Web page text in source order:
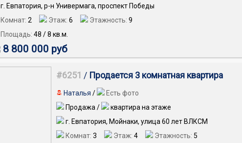
г. Евпатория, р-н Универмага, проспект Победы
Комнат: 2 Этаж: 6 Этажность: 9
Площадь: 48 /8 кв.м.
8 800 000 руб
#6251 / Продается 3 комнатная квартира
Наталья /
Есть фото
Продажа /
квартира на этаже
г. Евпатория, Мойнаки, улица 60 лет ВЛКСМ
Комнат: 3 Этаж: 4 Этажность: 5